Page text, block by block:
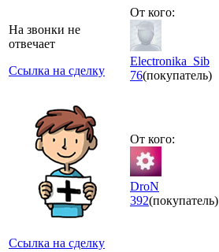
На звонки не
отвечает
Ссылка на сделку
От кого:
Electronika_Sib
76(покупатель)
Ссылка на сделку
От кого:
DroN
392(покупатель)